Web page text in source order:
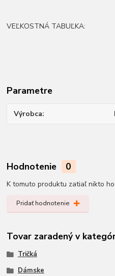
VEĽKOSTNÁ TABUĽKA:
Parametre
Výrobca
Hodnotenie 0
K tomuto produktu zatiaľ nikto
Pridať hodnotenie
Tovar zaradený v
Tričká
Dámske